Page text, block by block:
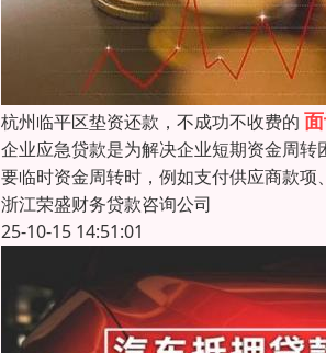
杭州临平区垫资还款，不成功不收费的
企业应急贷款是为解决企业短期资金周
要临时资金周转时，例如支付供应商款
浙江荣盛财务贷款咨询公司
25-10-15 14:51:01